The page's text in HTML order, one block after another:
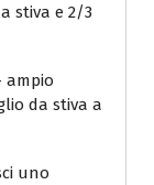
stiva e 2/3
ampio
da stiva a
uno